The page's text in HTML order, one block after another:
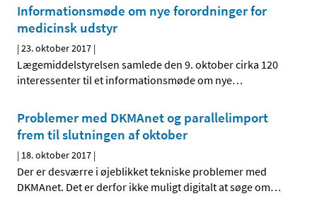
Informationsmøde om nye forordninger for
medicinsk udstyr
|23. oktober 2017 |
Lægemiddelstyrelsen samlede den 9. oktober cirka 120
interessenter til et informationsmøde om nye…
Problemer med DKMAnet og parallelimport
frem til slutningen af oktober
| 18. oktober 2017 |
Der er desværre i øjeblikket tekniske problemer med
DKMAnet. Det er derfor ikke muligt digitalt at søge om…